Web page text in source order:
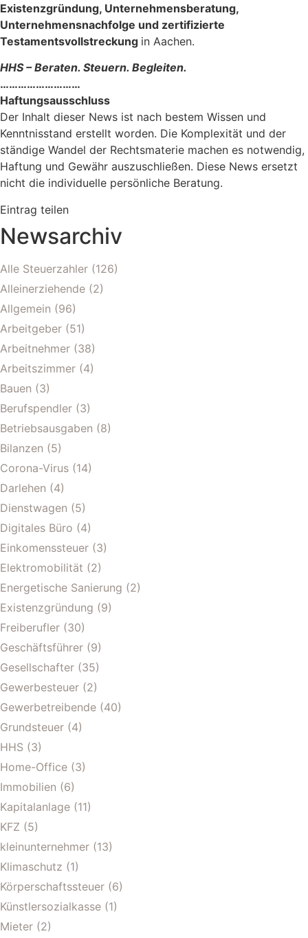
Existenzgründung, Unternehmensberatung,
Unternehmensnachfolge und zertifizierte
Testamentsvollstreckung in Aachen.
HHS – Beraten. Steuern. Begleiten.
………………………
Haftungsausschluss
Der Inhalt dieser News ist nach bestem Wissen und
Kenntnisstand erstellt worden. Die Komplexität und der
ständige Wandel der Rechtsmaterie machen es notwendig,
Haftung und Gewähr auszuschließen. Diese News ersetzt
nicht die individuelle persönliche Beratung.
Eintrag teilen
Newsarchiv
Alle Steuerzahler (126)
Alleinerziehende (2)
Allgemein (96)
Arbeitgeber (51)
Arbeitnehmer (38)
Arbeitszimmer (4)
Bauen (3)
Berufspendler (3)
Betriebsausgaben (8)
Bilanzen (5)
Corona-Virus (14)
Darlehen (4)
Dienstwagen (5)
Digitales Büro (4)
Einkomenssteuer (3)
Elektromobilität (2)
Energetische Sanierung (2)
Existenzgründung (9)
Freiberufler (30)
Geschäftsführer (9)
Gesellschafter (35)
Gewerbesteuer (2)
Gewerbetreibende (40)
Grundsteuer (4)
HHS (3)
Home-Office (3)
Immobilien (6)
Kapitalanlage (11)
KFZ (5)
kleinunternehmer (13)
Klimaschutz (1)
Körperschaftssteuer (6)
Künstlersozialkasse (1)
Mieter (2)